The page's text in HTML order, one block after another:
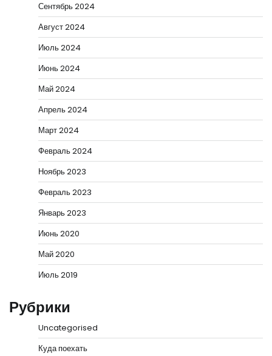
Сентябрь 2024
Август 2024
Июль 2024
Июнь 2024
Май 2024
Апрель 2024
Март 2024
Февраль 2024
Ноябрь 2023
Февраль 2023
Январь 2023
Июнь 2020
Май 2020
Июль 2019
Рубрики
Uncategorised
Куда поехать